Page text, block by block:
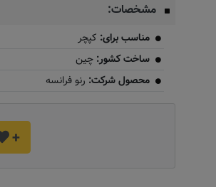
مشخصات:
مناسب برای: کپچر
ساخت کشور: چین
محصول شرکت: رنو فرانسه
+